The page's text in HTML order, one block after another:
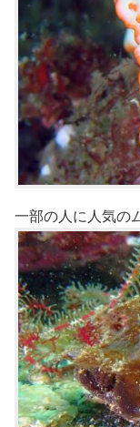
一部の人に人気の